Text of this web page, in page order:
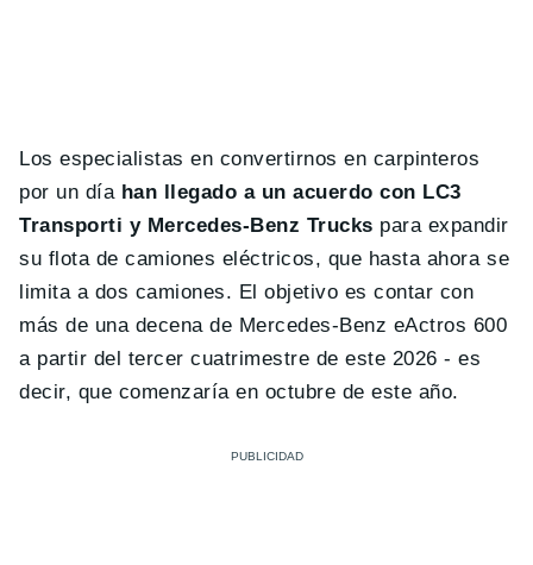
Los especialistas en convertirnos en carpinteros
por un día han llegado a un acuerdo con LC3
Transporti y Mercedes-Benz Trucks para expandir
su flota de camiones eléctricos, que hasta ahora se
limita a dos camiones. El objetivo es contar con
más de una decena de Mercedes-Benz eActros 600
a partir del tercer cuatrimestre de este 2026 - es
decir, que comenzaría en octubre de este año.